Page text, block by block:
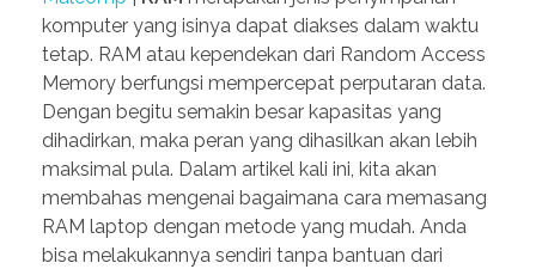
komputer yang isinya dapat diakses dalam waktu
tetap. RAM atau kependekan dari Random Access
Memory berfungsi mempercepat perputaran data.
Dengan begitu semakin besar kapasitas yang
dihadirkan, maka peran yang dihasilkan akan lebih
maksimal pula. Dalam artikel kali ini, kita akan
membahas mengenai bagaimana cara memasang
RAM laptop dengan metode yang mudah. Anda
bisa melakukannya sendiri tanpa bantuan dari